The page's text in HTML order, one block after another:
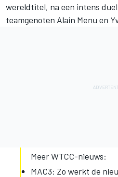
wereldtitel, na een intens
teamgenoten Alain Menu en
Meer WTCC-nieuws:
MAC3: Zo werkt de